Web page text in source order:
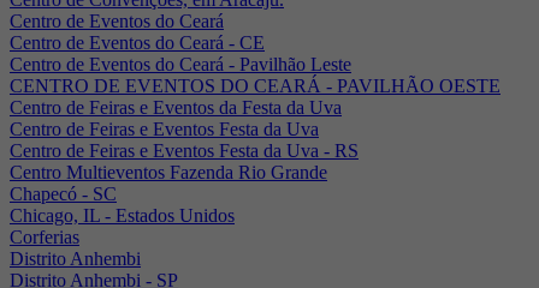
Centro de Eventos do Ceará
Centro de Eventos do Ceará - CE
Centro de Eventos do Ceará - Pavilhão Leste
CENTRO DE EVENTOS DO CEARÁ - PAVILHÃO OESTE
Centro de Feiras e Eventos da Festa da Uva
Centro de Feiras e Eventos Festa da Uva
Centro de Feiras e Eventos Festa da Uva - RS
Centro Multieventos Fazenda Rio Grande
Chapecó - SC
Chicago, IL - Estados Unidos
Corferias
Distrito Anhembi
Distrito Anhembi - SP